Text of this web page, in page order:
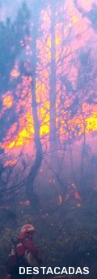
DESTACADAS